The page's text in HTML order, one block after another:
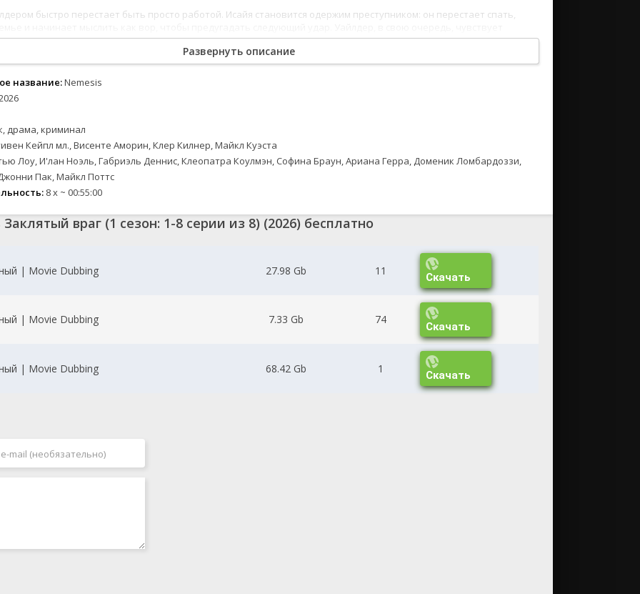
Детективы
Комедии
Ужасы
Фэнтези
Новинки кино
2021
2021
быстро перестает быть просто работой. Исайя становится одержим преступником: он перестает спать,
и начинает вести с детективом опасную психологическую игру, подбрасывая ему личные загадки и
противостояние выжигает обоих изнутри, разрушая их карьеры и жизни. Когда ставки взлетают до предела,
в этой дуэли не будет привычных победителей, а выживет только тот, кто готов окончательно переступить
Развернуть описание
название:Nemesis
драма, криминал
Кейпл мл., Висенте Аморин, Клер Килнер, Майкл Куэста
Лоу, И'лан Ноэль, Габриэль Деннис, Клеопатра Коулмэн, Софина Браун, Ариана Герра, Доменик Ломбардоззи,
Пак, Майкл Поттс
8 x ~ 00:55:00
враг (1 сезон: 1-8 серии из 8) (2026) бесплатно
| Movie Dubbing 27.98 Gb 11 Скачать
| Movie Dubbing 7.33 Gb 74 Скачать
| Movie Dubbing 68.42 Gb 1 Скачать